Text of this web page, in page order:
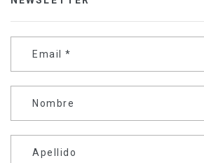
Email *
Nombre
Apellido